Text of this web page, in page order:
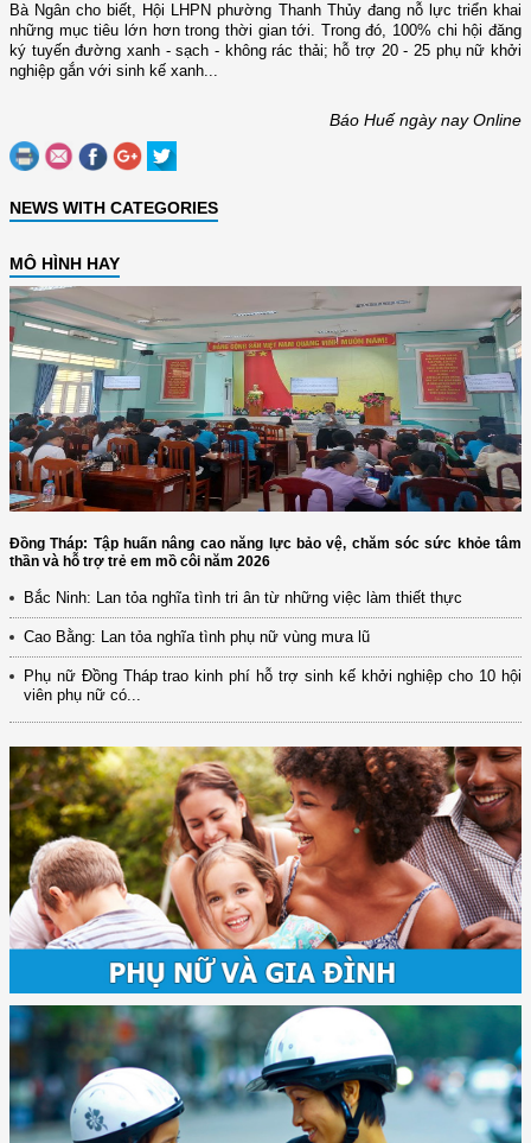
Bà Ngân cho biết, Hội LHPN phường Thanh Thủy đang nỗ lực triển khai
những mục tiêu lớn hơn trong thời gian tới. Trong đó, 100% chi hội đăng
ký tuyến đường xanh - sạch - không rác thải; hỗ trợ 20 - 25 phụ nữ khởi
nghiệp gắn với sinh kế xanh...
Báo Huế ngày nay Online
NEWS WITH CATEGORIES
MÔ HÌNH HAY
Đồng Tháp: Tập huấn nâng cao năng lực bảo vệ, chăm sóc sức khỏe tâm
thần và hỗ trợ trẻ em mồ côi năm 2026
Bắc Ninh: Lan tỏa nghĩa tình tri ân từ những việc làm thiết thực
Cao Bằng: Lan tỏa nghĩa tình phụ nữ vùng mưa lũ
Phụ nữ Đồng Tháp trao kinh phí hỗ trợ sinh kế khởi nghiệp cho 10 hội
viên phụ nữ có...